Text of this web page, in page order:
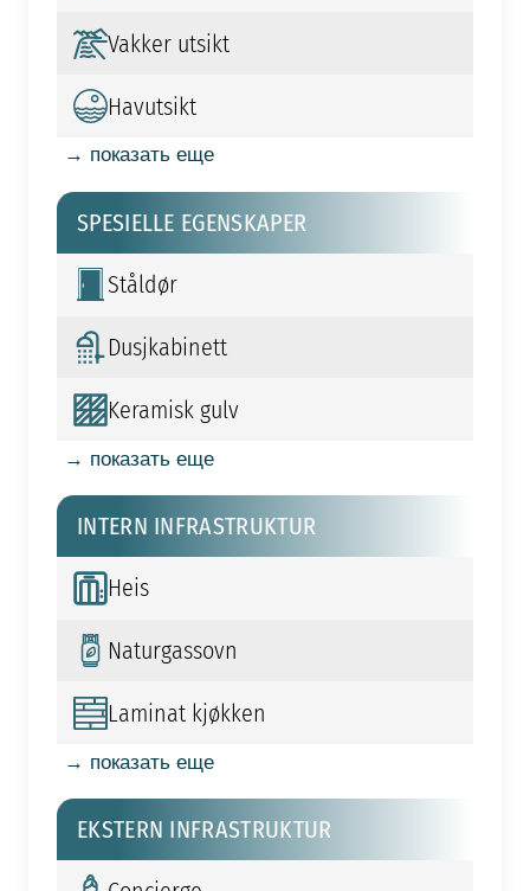
Vakker utsikt
Havutsikt
→ показать еще
SPESIELLE EGENSKAPER
Ståldør
Dusjkabinett
Keramisk gulv
→ показать еще
INTERN INFRASTRUKTUR
Heis
Naturgassovn
Laminat kjøkken
→ показать еще
EKSTERN INFRASTRUKTUR